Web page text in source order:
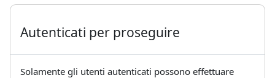
Autenticati per proseguire
Solamente gli utenti autenticati possono effettuare